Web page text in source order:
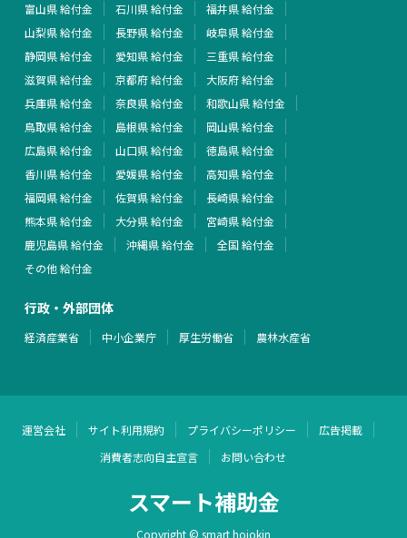
富山県 給付金
石川県 給付金
福井県 給付金
山梨県 給付金
長野県 給付金
岐阜県 給付金
静岡県 給付金
愛知県 給付金
三重県 給付金
滋賀県 給付金
京都府 給付金
大阪府 給付金
兵庫県 給付金
奈良県 給付金
和歌山県 給付金
鳥取県 給付金
島根県 給付金
岡山県 給付金
広島県 給付金
山口県 給付金
徳島県 給付金
香川県 給付金
愛媛県 給付金
高知県 給付金
福岡県 給付金
佐賀県 給付金
長崎県 給付金
熊本県 給付金
大分県 給付金
宮崎県 給付金
鹿児島県 給付金
沖縄県 給付金
全国 給付金
その他 給付金
行政・外部団体
経済産業省 中小企業庁 厚生労働省 農林水産省
運営会社 サイト利用規約 プライバシーポリシー
広告掲載
消費者志向自主宣言
お問い合わせ
スマート補助金
Copyright © smart hojokin